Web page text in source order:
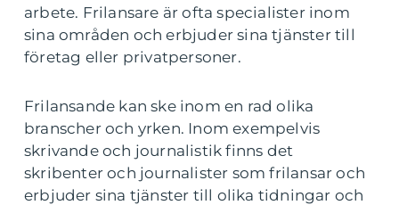
arbete. Frilansare är ofta specialister inom
sina områden och erbjuder sina tjänster till
företag eller privatpersoner.
Frilansande kan ske inom en rad olika
branscher och yrken. Inom exempelvis
skrivande och journalistik finns det
skribenter och journalister som frilansar och
erbjuder sina tjänster till olika tidningar och